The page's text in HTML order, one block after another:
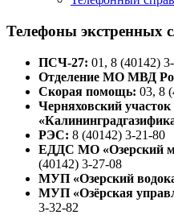
Телефоны экстренных
ПСЧ-27: 01, 8 (40142)
Отделение МО МВД
Скорая помощь: 03, 8
Черняховский участок
РЭС: 8 (40142) 3-21-80
ЕДДС МО «Озерский
(40142) 3-27-08
МУП «Озерский
МУП «Озёрская
3-32-82